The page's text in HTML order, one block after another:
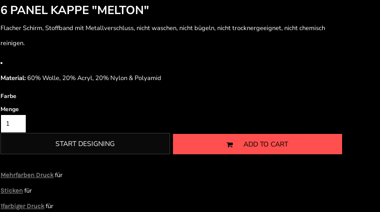
6 PANEL KAPPE "MELTON"
Flacher Schirm, Stoffband mit Metallverschluss, nicht waschen, nicht bügeln, nicht trocknergeeignet, nicht chemisch
reinigen.
Material:60% Wolle, 20% Acryl, 20% Nylon & Polyamid
Farbe
Menge
START DESIGNING ADD TO CART
Mehrfarben Druckfür
Sticken für
1farbiger Druckfür